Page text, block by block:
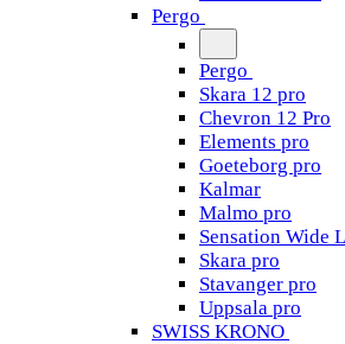
Pergo
Pergo
Skara 12 pro
Chevron 12 Pro
Elements pro
Goeteborg pro
Kalmar
Malmo pro
Sensation Wide
Skara pro
Stavanger pro
Uppsala pro
SWISS KRONO